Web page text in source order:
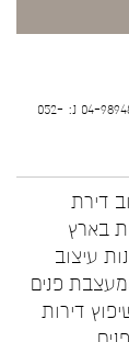
הילית קרש עיצוב ואדריכלות פנים, מושב הבונים, ט: 04-9894848 נ: 052-
דירת
בארץ
עיצוב
פנים
דירות